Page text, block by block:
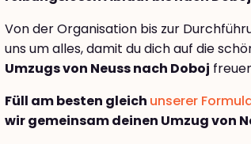
Von der Organisation bis zur
uns um alles, damit du dich auf die
Umzugs von Neuss nach Doboj
Füll am besten gleich unserer
wir gemeinsam deinen Umzug von